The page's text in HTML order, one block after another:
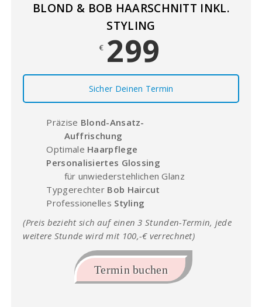
BLOND & BOB HAARSCHNITT INKL.
STYLING
€ 299
Sicher Deinen Termin
Präzise Blond-Ansatz-
Auffrischung
Optimale Haarpflege
Personalisiertes Glossing
für unwiederstehlichen Glanz
Typgerechter Bob Haircut
Professionelles Styling
(Preis bezieht sich auf einen 3 Stunden-Termin, jede
weitere Stunde wird mit 100,-€ verrechnet)
Termin buchen